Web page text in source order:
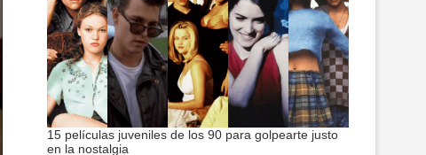
15 películas juveniles de los 90 para golpearte justo
en la nostalgia